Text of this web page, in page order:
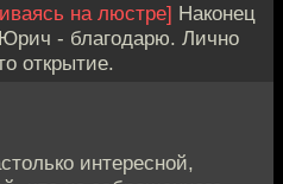
на люстре] Наконец
- благодарю. Лично
открытие.
интересной,